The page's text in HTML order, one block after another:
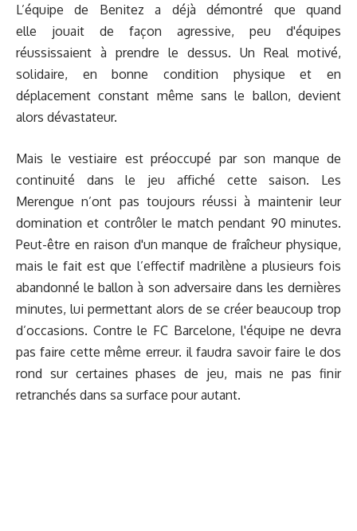
L’équipe de Benitez a déjà démontré que quand
elle jouait de façon agressive, peu d'équipes
réussissaient à prendre le dessus. Un Real motivé,
solidaire, en bonne condition physique et en
déplacement constant même sans le ballon, devient
alors dévastateur.
Mais le vestiaire est préoccupé par son manque de
continuité dans le jeu affiché cette saison. Les
Merengue n’ont pas toujours réussi à maintenir leur
domination et contrôler le match pendant 90 minutes.
Peut-être en raison d'un manque de fraîcheur physique,
mais le fait est que l’effectif madrilène a plusieurs fois
abandonné le ballon à son adversaire dans les dernières
minutes, lui permettant alors de se créer beaucoup trop
d’occasions. Contre le FC Barcelone, l'équipe ne devra
pas faire cette même erreur. il faudra savoir faire le dos
rond sur certaines phases de jeu, mais ne pas finir
retranchés dans sa surface pour autant.